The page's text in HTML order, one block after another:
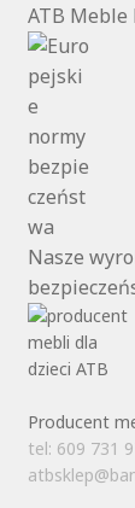
ATB Meble
Nasze
Producent
tel: 609 731